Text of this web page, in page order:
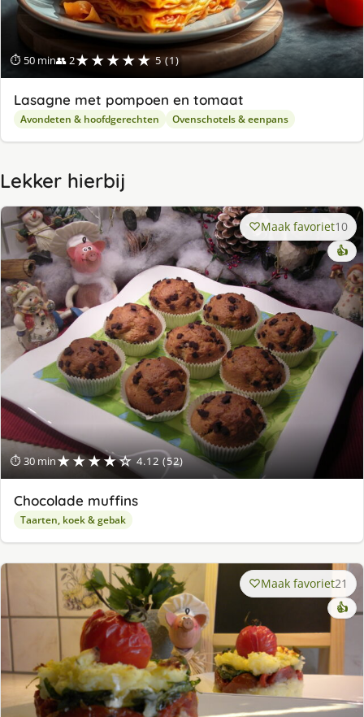
⏱ 50 min👥 2★★★★★ 5 (1)
Lasagne met pompoen en tomaat
Avondeten & hoofdgerechten Ovenschotels & eenpans
Lekker hierbij
⏱ 30 min★★★★☆ 4.12 (52)
Maak favoriet10
👍
Chocolade muffins
Taarten, koek & gebak
Maak favoriet21
👍